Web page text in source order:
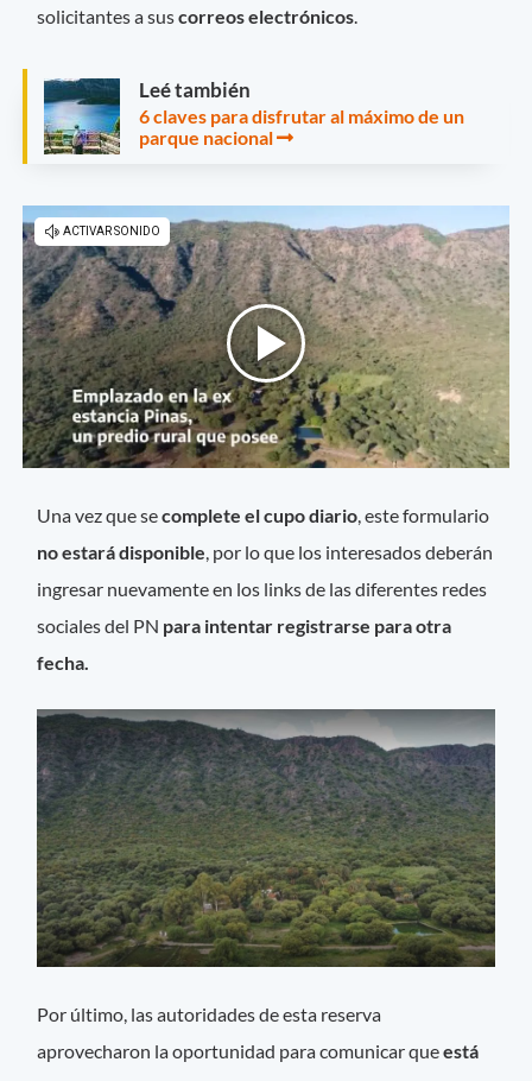
solicitantes a suscorreos electrónicos
Leé también
6 claves para disfrutar al máximo de un
parque nacional
Una vez que secomplete el cupo diario , este formulario
no estará disponible , por lo que los interesados deberán
ingresar nuevamente en los links de las diferentes redes
sociales del PN para intentar registrarse para otra
fecha.
Por último, las autoridades de esta reserva
aprovecharon la oportunidad para comunicar queestá